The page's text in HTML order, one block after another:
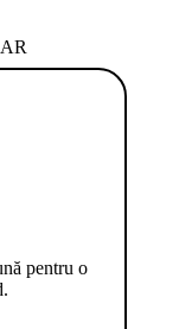
pentru o